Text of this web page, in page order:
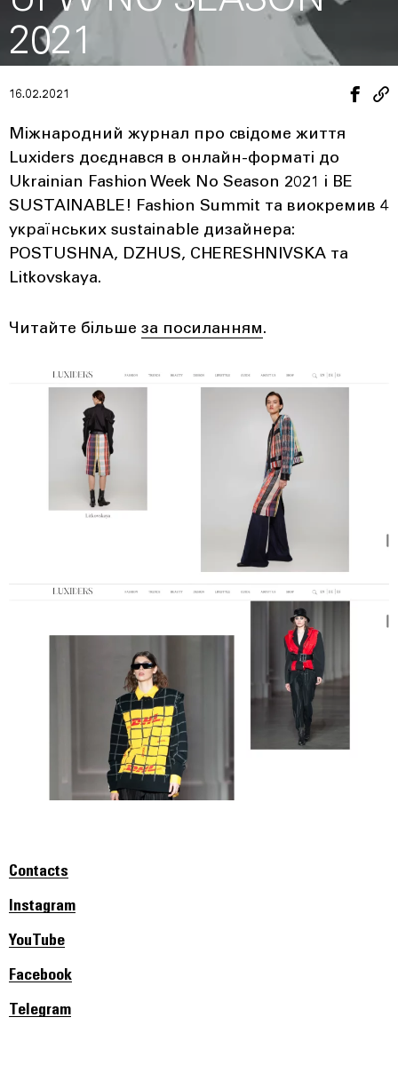
2021
16.02.2021
Міжнародний журнал про свідоме життя
Luxiders доєднався в онлайн-форматі до
Ukrainian Fashion Week No Season 2021 і BE
SUSTAINABLE! Fashion Summit та виокремив 4
українських sustainable дизайнера:
POSTUSHNA, DZHUS, CHERESHNIVSKA та
Litkovskaya.
Читайте більше за посиланням.
Contacts
Instagram
YouTube
Facebook
Telegram